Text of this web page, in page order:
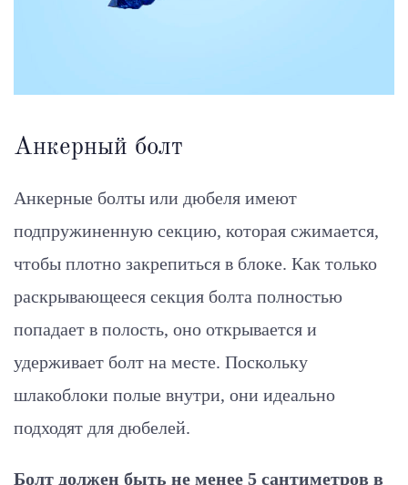
Анкерный болт
Анкерные болты или дюбеля имеют
подпружиненную секцию, которая сжимается,
чтобы плотно закрепиться в блоке. Как только
раскрывающееся секция болта полностью
попадает в полость, оно открывается и
удерживает болт на месте. Поскольку
шлакоблоки полые внутри, они идеально
подходят для дюбелей.
Болт должен быть не менее 5 сантиметров в